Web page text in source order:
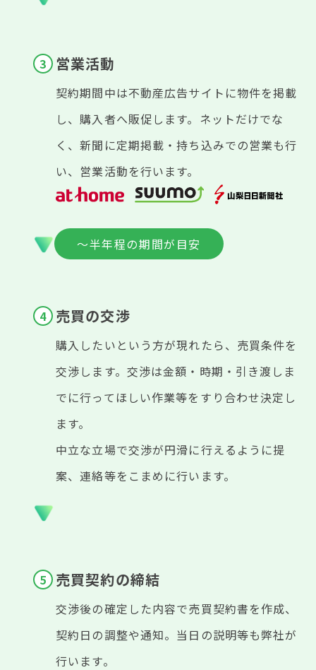
営業活動
契約期間中は不動産広告サイトに物件を掲載
し、購入者へ販促します。ネットだけでな
く、新聞に定期掲載・持ち込みでの営業も行
い、営業活動を行います。
～半年程の期間が目安
売買の交渉
購入したいという方が現れたら、売買条件を
交渉します。交渉は金額・時期・引き渡しま
でに行ってほしい作業等をすり合わせ決定し
ます。
中立な立場で交渉が円滑に行えるように提
案、連絡等をこまめに行います。
売買契約の締結
交渉後の確定した内容で売買契約書を作成、
契約日の調整や通知。当日の説明等も弊社が
行います。